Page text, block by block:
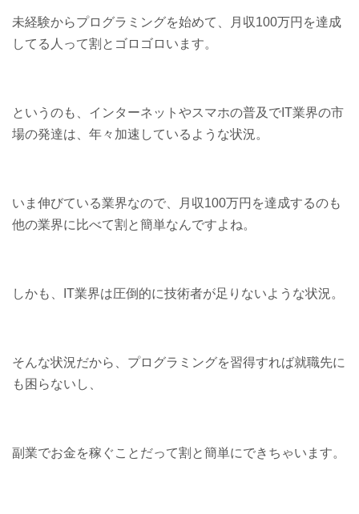
未経験からプログラミングを始めて、月収100万円を達成
してる人って割とゴロゴロいます。
というのも、インターネットやスマホの普及でIT業界の市
場の発達は、年々加速しているような状況。
いま伸びている業界なので、月収100万円を達成するのも
他の業界に比べて割と簡単なんですよね。
しかも、IT業界は圧倒的に技術者が足りないような状況。
そんな状況だから、プログラミングを習得すれば就職先に
も困らないし、
副業でお金を稼ぐことだって割と簡単にできちゃいます。